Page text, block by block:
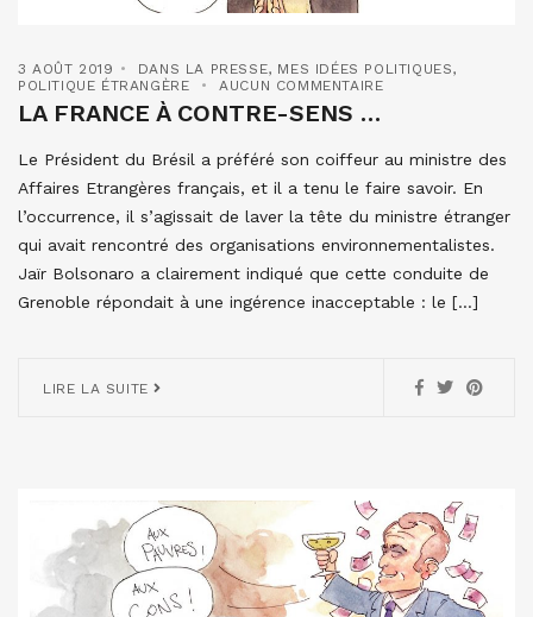
3 AOÛT 2019 DANS LA PRESSE, MES IDÉES POLITIQUES,
POLITIQUE ÉTRANGÈRE
AUCUN COMMENTAIRE
LA FRANCE À CONTRE-SENS …
Le Président du Brésil a préféré son coiffeur au ministre des
Affaires Etrangères français, et il a tenu le faire savoir. En
l’occurrence, il s’agissait de laver la tête du ministre étranger
qui avait rencontré des organisations environnementalistes.
Jaïr Bolsonaro a clairement indiqué que cette conduite de
Grenoble répondait à une ingérence inacceptable : le […]
LIRE LA SUITE